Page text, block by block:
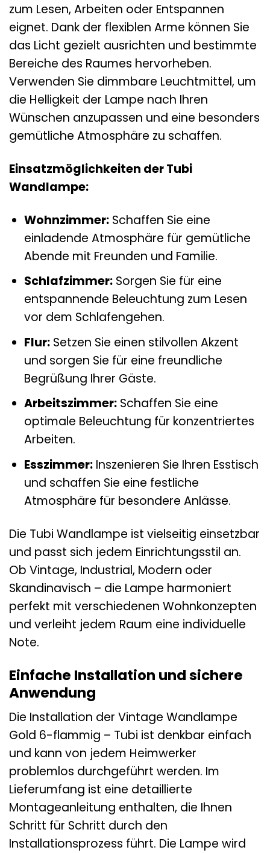
zum Lesen, Arbeiten oder Entspannen
eignet. Dank der flexiblen Arme können Sie
das Licht gezielt ausrichten und bestimmte
Bereiche des Raumes hervorheben.
Verwenden Sie dimmbare Leuchtmittel, um
die Helligkeit der Lampe nach Ihren
Wünschen anzupassen und eine besonders
gemütliche Atmosphäre zu schaffen.
Einsatzmöglichkeiten der Tubi
Wandlampe:
Wohnzimmer:Schaffen Sie eine
einladende Atmosphäre für gemütliche
Abende mit Freunden und Familie.
Schlafzimmer:Sorgen Sie für eine
entspannende Beleuchtung zum Lesen
vor dem Schlafengehen.
Flur:Setzen Sie einen stilvollen Akzent
und sorgen Sie für eine freundliche
Begrüßung Ihrer Gäste.
Arbeitszimmer:Schaffen Sie eine
optimale Beleuchtung für konzentriertes
Arbeiten.
Esszimmer:Inszenieren Sie Ihren Esstisch
und schaffen Sie eine festliche
Atmosphäre für besondere Anlässe.
Die Tubi Wandlampe ist vielseitig einsetzbar
und passt sich jedem Einrichtungsstil an.
Ob Vintage, Industrial, Modern oder
Skandinavisch – die Lampe harmoniert
perfekt mit verschiedenen Wohnkonzepten
und verleiht jedem Raum eine individuelle
Note.
Einfache Installation und sichere
Anwendung
Die Installation der Vintage Wandlampe
Gold 6-flammig – Tubi ist denkbar einfach
und kann von jedem Heimwerker
problemlos durchgeführt werden. Im
Lieferumfang ist eine detaillierte
Montageanleitung enthalten, die Ihnen
Schritt für Schritt durch den
Installationsprozess führt. Die Lampe wird